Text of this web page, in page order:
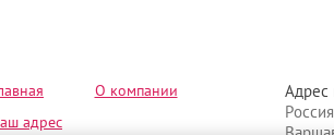
О компании
адрес
Адрес